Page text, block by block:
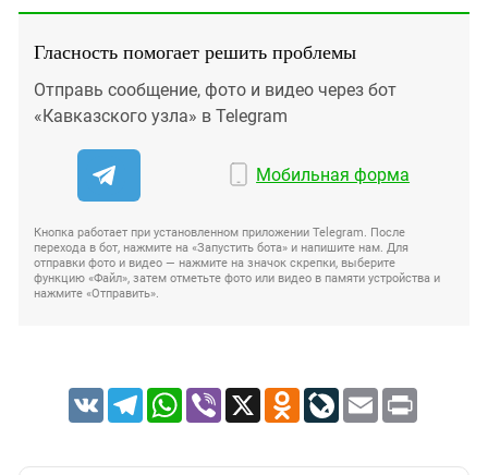
Гласность помогает решить проблемы
Отправь сообщение, фото и видео через бот
«Кавказского узла» в Telegram
Мобильная форма
Кнопка работает при установленном приложении Telegram. После
перехода в бот, нажмите на «Запустить бота» и напишите нам. Для
отправки фото и видео — нажмите на значок скрепки, выберите
функцию «Файл», затем отметьте фото или видео в памяти устройства и
нажмите «Отправить».
VK TelegramWhatsApp
Viber X Odnoklassniki
LiveJournal
Email Print